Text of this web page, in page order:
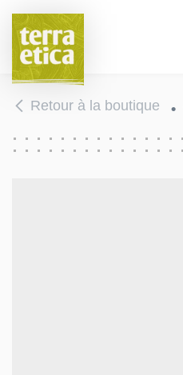
Passer au contenu principal
Retour à la boutique